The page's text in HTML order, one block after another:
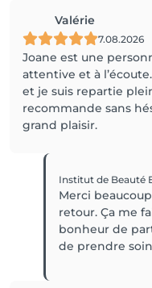
Valérie
7.08.2026
Joane est une
attentive et à
et je suis repartie
recommande sans
grand plaisir.
Institut de Beauté
Merci
retour. Ça me
bonheur de
de prendre